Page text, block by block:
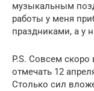
музыкальным
работы у меня
праздниками, а у
P.S. Совсем скоро
отмечать 12
Столько сил